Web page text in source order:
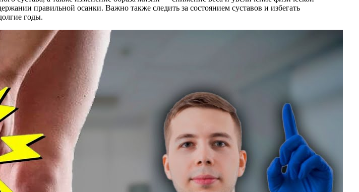
правильной осанки. Важно также следить за состоянием суставов и избегать
годы.